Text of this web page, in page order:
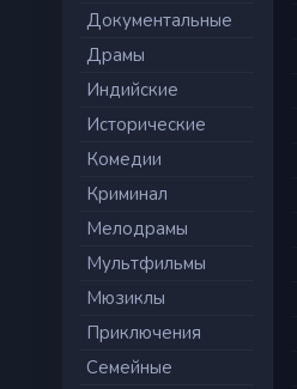
Документальные
Драмы
Индийские
Исторические
Комедии
Криминал
Мелодрамы
Мультфильмы
Мюзиклы
Приключения
Семейные